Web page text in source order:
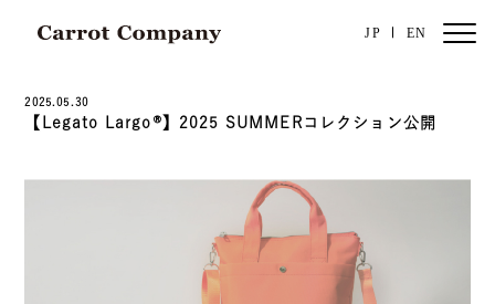
JP EN
2025.05.30
【Legato Largo®】2025 SUMMERコレクション公開